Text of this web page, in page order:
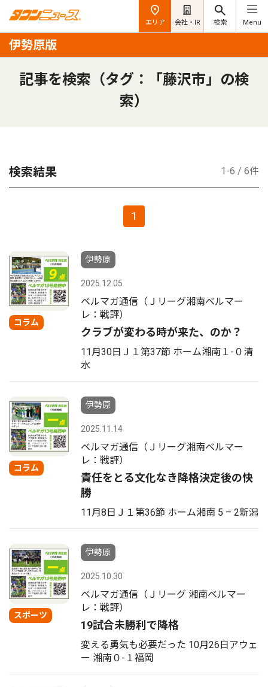
エリア 会社・IR 検索 Menu
伊勢原版
記事を検索（タグ：「藤沢市」の検
索）
検索結果 1-6 / 6件
1
コラム
伊勢原
2025.12.05
ベルマガ通信（Ｊリーグ湘南ベルマー
レ：戦評）
クラブが変わる時が来た、のか？
11月30日Ｊ１第37節 ホーム湘南１-０清
水
コラム
伊勢原
2025.11.14
ベルマガ通信（Ｊリーグ湘南ベルマー
レ：戦評）
責任をとる文化なき降格決定後の快
勝
11月8日Ｊ１第36節 ホーム湘南 5 – 2新潟
スポーツ
伊勢原
2025.10.30
ベルマガ通信（Ｊリーグ 湘南ベルマー
レ：戦評）
19試合未勝利で降格
変える勇気も必要だった 10月26日アウェ
ー 湘南０-１福岡